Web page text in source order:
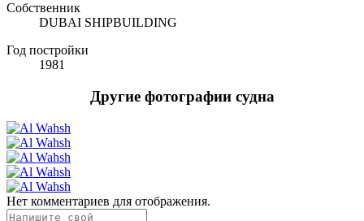
Собственник
DUBAI SHIPBUILDING
Год постройки
1981
Другие фотографии судна
Нет комментариев для отображения.